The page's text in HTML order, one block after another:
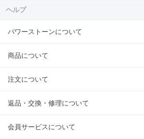
ヘルプ
パワーストーンについて
商品について
注文について
返品・交換・修理について
会員サービスについて